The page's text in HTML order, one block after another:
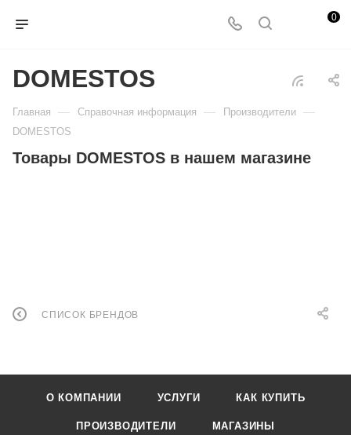
0
DOMESTOS
Главная — Справочная информация — Производители —
DOMESTOS
Товары DOMESTOS в нашем магазине
СПИСОК БРЕНДОВ
О КОМПАНИИ УСЛУГИ КАК КУПИТЬ
ПРОИЗВОДИТЕЛИ МАГАЗИНЫ